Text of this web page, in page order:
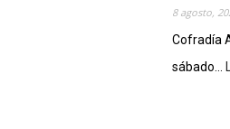
8 agosto,
Cofradía
sábado...